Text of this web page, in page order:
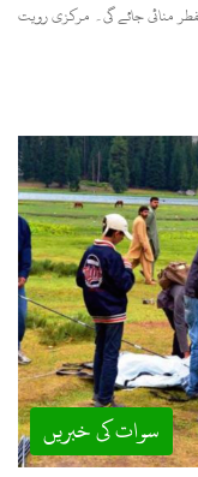
منائی جائے گی۔ مرکزی رویت
سوات کی خبریں